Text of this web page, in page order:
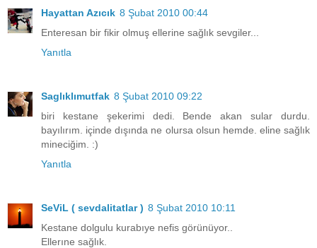
Hayattan Azıcık 8 Şubat 2010 00:44
Enteresan bir fikir olmuş ellerine sağlık sevgiler...
Yanıtla
Saglıklımutfak 8 Şubat 2010 09:22
biri kestane şekerimi dedi. Bende akan sular durdu.
bayılırım. içinde dışında ne olursa olsun hemde. eline sağlık
mineciğim. :)
Yanıtla
SeViL ( sevdalitatlar ) 8 Şubat 2010 10:11
Kestane dolgulu kurabıye nefis görünüyor..
Ellerıne sağlık.